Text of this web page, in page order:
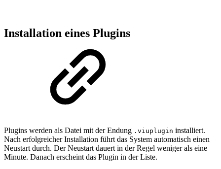
Installation eines Plugins
Plugins werden als Datei mit der Endung .viuplugin installiert.
Nach erfolgreicher Installation führt das System automatisch einen
Neustart durch. Der Neustart dauert in der Regel weniger als eine
Minute. Danach erscheint das Plugin in der Liste.